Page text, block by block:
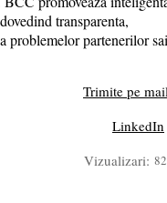
transparenta,
problemelor partenerilor sai
Trimite pe
LinkedIn
Vizualizari: